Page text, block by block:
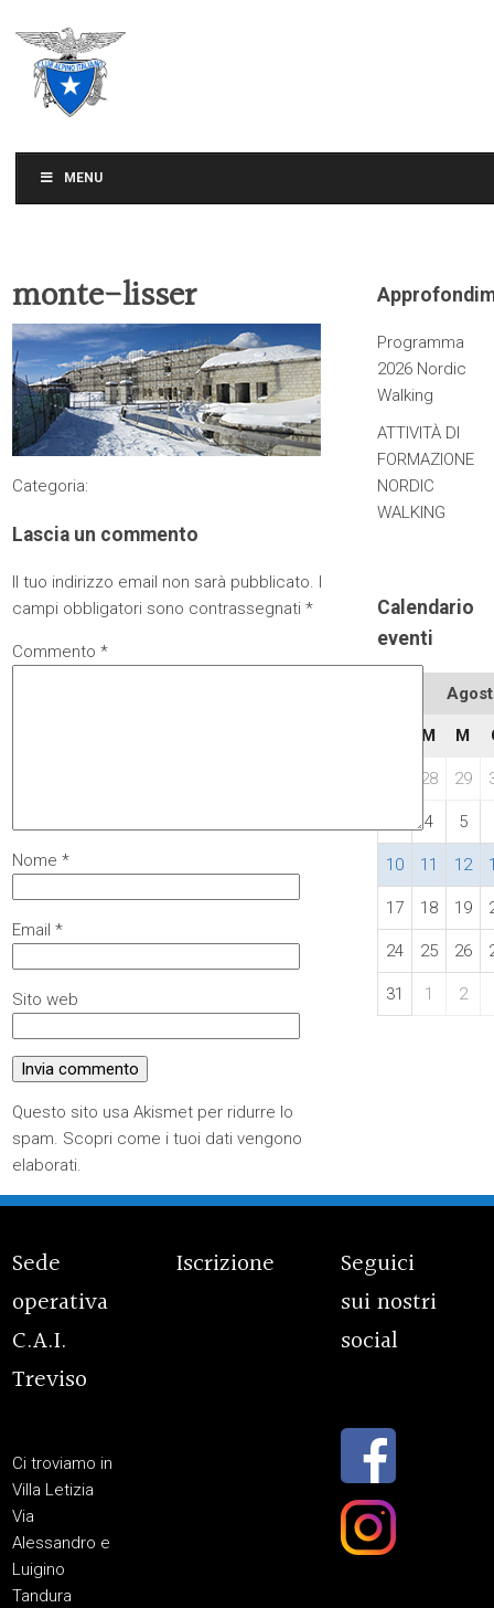
MENU
monte-lisser
Categoria:
Lascia un commento
Il tuo indirizzo email non sarà pubblicato. I
campi obbligatori sono contrassegnati*
Commento*
Nome*
Email*
Sito web
Questo sito usa Akismet per ridurre lo
spam. Scopri come i tuoi dati vengono
elaborati.
Programma
2026 Nordic
Walking
ATTIVITÀ DI
FORMAZIONE
NORDIC
WALKING
Calendario
eventi
M M
28 29
4 5
10 11 12
17 18 19
24 25 26
31 1 2
Sede
operativa
C.A.I.
Treviso
Ci troviamo in
Villa Letizia
Via
Alessandro e
Luigino
Tandura
Iscrizione
Seguici
sui nostri
social